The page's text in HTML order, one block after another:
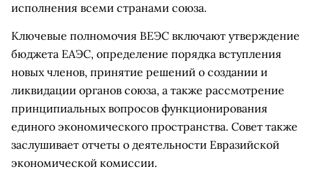
исполнения всеми странами союза.
Ключевые полномочия ВЕЭС включают утверждение
бюджета ЕАЭС, определение порядка вступления
новых членов, принятие решений о создании и
ликвидации органов союза, а также рассмотрение
принципиальных вопросов функционирования
единого экономического пространства. Совет также
заслушивает отчеты о деятельности Евразийской
экономической комиссии.